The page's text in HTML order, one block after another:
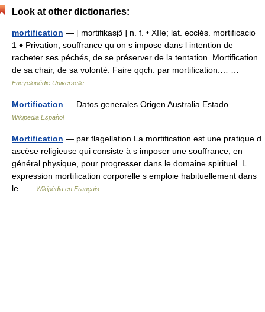
Look at other dictionaries:
mortification — [ mɔrtifikasjɔ̃ ] n. f. • XIIe; lat. ecclés. mortificacio
1 ♦ Privation, souffrance qu on s impose dans l intention de
racheter ses péchés, de se préserver de la tentation. Mortification
de sa chair, de sa volonté. Faire qqch. par mortification.… …
Encyclopédie Universelle
Mortification — Datos generales Origen Australia Estado …
Wikipedia Español
Mortification — par flagellation La mortification est une pratique d
ascèse religieuse qui consiste à s imposer une souffrance, en
général physique, pour progresser dans le domaine spirituel. L
expression mortification corporelle s emploie habituellement dans
le …
Wikipédia en Français